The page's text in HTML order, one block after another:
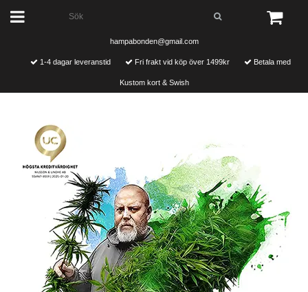
hampabonden@gmail.com
1-4 dagar leveranstid Fri frakt vid köp över 1499kr Betala med
Kustom kort & Swish